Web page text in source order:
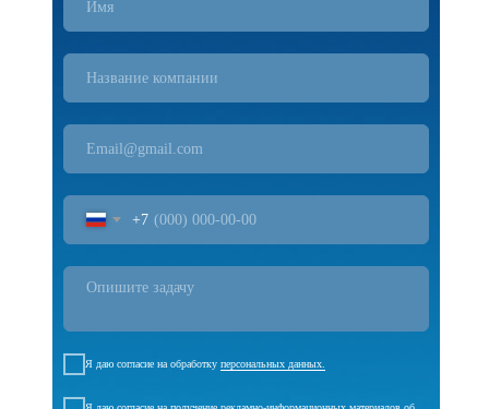
+7
Я даю согласие на обработку персональных данных.